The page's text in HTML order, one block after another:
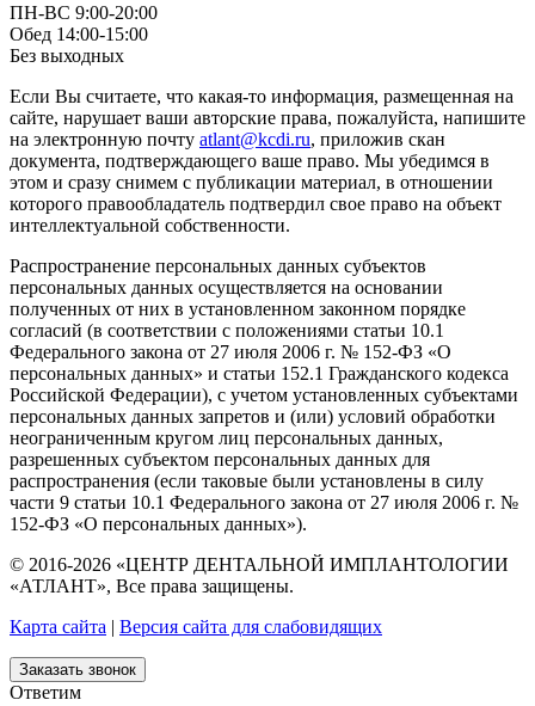
ПН-ВС 9:00-20:00
Обед 14:00-15:00
Без выходных
Если Вы считаете, что какая-то информация, размещенная на
сайте, нарушает ваши авторские права, пожалуйста, напишите
на электронную почту atlant@kcdi.ru, приложив скан
документа, подтверждающего ваше право. Мы убедимся в
этом и сразу снимем с публикации материал, в отношении
которого правообладатель подтвердил свое право на объект
интеллектуальной собственности.
Распространение персональных данных субъектов
персональных данных осуществляется на основании
полученных от них в установленном законном порядке
согласий (в соответствии с положениями статьи 10.1
Федерального закона от 27 июля 2006 г. № 152-ФЗ «О
персональных данных» и статьи 152.1 Гражданского кодекса
Российской Федерации), с учетом установленных субъектами
персональных данных запретов и (или) условий обработки
неограниченным кругом лиц персональных данных,
разрешенных субъектом персональных данных для
распространения (если таковые были установлены в силу
части 9 статьи 10.1 Федерального закона от 27 июля 2006 г. №
152-ФЗ «О персональных данных»).
© 2016-2026 «ЦЕНТР ДЕНТАЛЬНОЙ ИМПЛАНТОЛОГИИ
«АТЛАНТ», Все права защищены.
Карта сайта | Версия сайта для слабовидящих
Заказать звонок
Ответим